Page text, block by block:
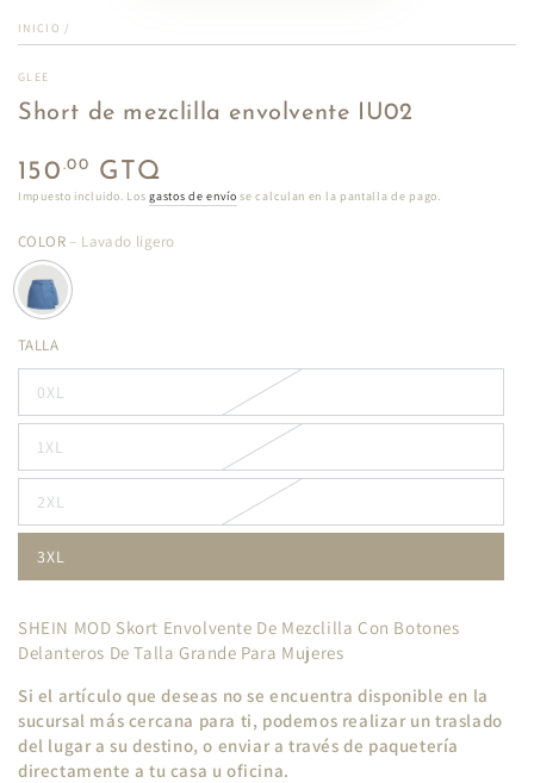
INICIO /
GLEE
Short de mezclilla envolvente IU02
Precio
regular
150 .00 GTQ
Impuesto incluido. Losgastos de envío se calculan en la pantalla de pago.
COLOR – Lavado ligero
TALLA
0XL
1XL
2XL
3XL
SHEIN MOD Skort Envolvente De Mezclilla Con Botones
Delanteros De Talla Grande Para Mujeres
Si el artículo que deseas no se encuentra disponible en la
sucursal más cercana para ti, podemos realizar un traslado
del lugar a su destino, o enviar a través de paquetería
directamente a tu casa u oficina.